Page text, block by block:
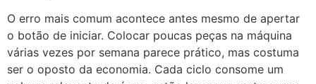
O erro mais comum acontece antes mesmo de apertar
o botão de iniciar. Colocar poucas peças na máquina
várias vezes por semana parece prático, mas costuma
ser o oposto da economia. Cada ciclo consome um